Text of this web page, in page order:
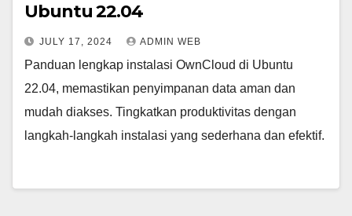
Ubuntu 22.04
JULY 17, 2024 ADMIN WEB
Panduan lengkap instalasi OwnCloud di Ubuntu
22.04, memastikan penyimpanan data aman dan
mudah diakses. Tingkatkan produktivitas dengan
langkah-langkah instalasi yang sederhana dan efektif.